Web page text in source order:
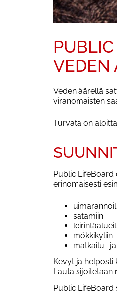
VEDEN
Veden äärellä
viranomaisten
Turvata on
Public LifeBoard
erinomaisesti
satamiin
mökkikyliin
matkailu-
Kevyt ja helposti
Lauta sijoitetaan
Public LifeBoard